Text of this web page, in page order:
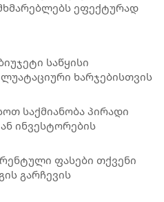
ეფექტურად
საწყისი
ხარჯებისთვის
საქმიანობა პირადი
ინვესტორების
ფასები თქვენი
გარჩევის